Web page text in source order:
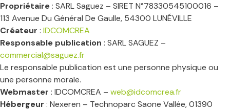
Propriétaire: SARL Saguez – SIRET N°78330545100016 –
113 Avenue Du Général De Gaulle, 54300 LUNÉVILLE
Créateur : IDCOMCREA
Responsable publication : SARL SAGUEZ –
commercial@saguez.fr
Le responsable publication est une personne physique ou
une personne morale.
Webmaster : IDCOMCREA – web@idcomcrea.fr
Hébergeur : Nexeren – Technoparc Saone Vallée, 01390